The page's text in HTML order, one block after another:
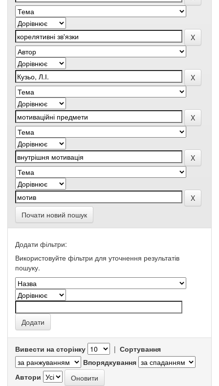
Почати новий пошук
Додати фільтри:
Використовуйте фільтри для уточнення результатів
пошуку.
Вивести на сторінку | Сортування
Впорядкування
Автори